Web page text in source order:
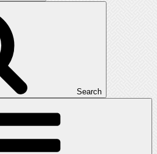
Search